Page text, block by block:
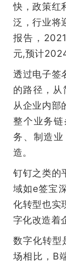
快，政策红
泛，行业将
报告，
元,预计
透过电子签
的路径，从
从企业内部
整个业务
务、制造
造。
钉钉之类的
域如e签宝
化转型也实
字化改造着
数字化转型
场相比，B